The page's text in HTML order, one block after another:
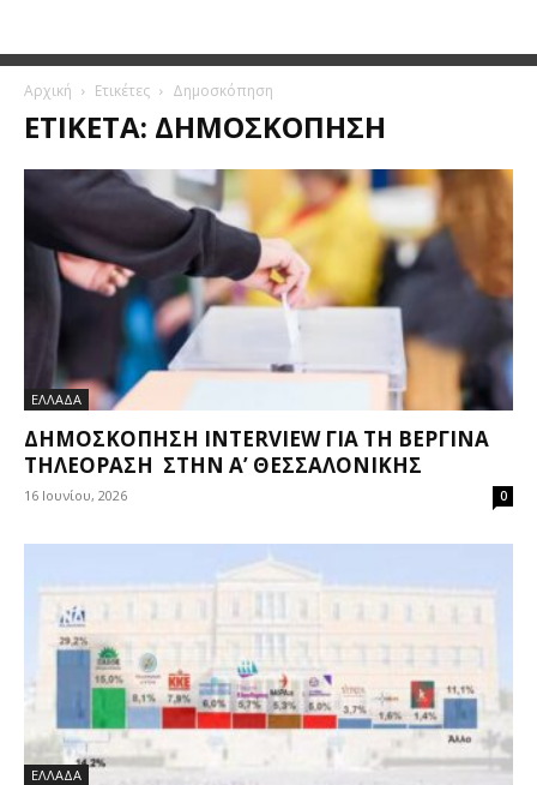
Αρχική Ετικέτες Δημοσκόπηση
ΕΤΙΚΈΤΑ: ΔΗΜΟΣΚΌΠΗΣΗ
ΕΛΛΑΔΑ
ΔΗΜΟΣΚΌΠΗΣΗ INTERVIEW ΓΙΑ ΤΗ ΒΕΡΓΙΝΑ
ΤΗΛΕΟΡΑΣΗ ΣΤΗΝ Α’ ΘΕΣΣΑΛΟΝΊΚΗΣ
16 Ιουνίου, 2026 0
ΕΛΛΑΔΑ